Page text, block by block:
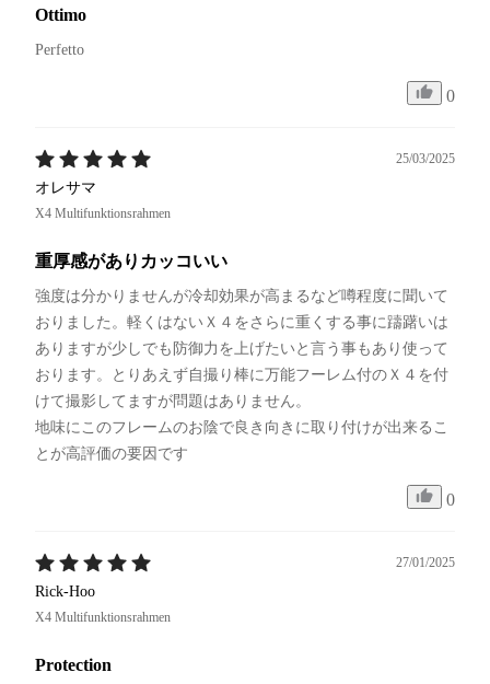
Ottimo
Perfetto
0
25/03/2025
オレサマ
X4 Multifunktionsrahmen
重厚感がありカッコいい
強度は分かりませんが冷却効果が高まるなど噂程度に聞いて
おりました。軽くはないＸ４をさらに重くする事に躊躇いは
ありますが少しでも防御力を上げたいと言う事もあり使って
おります。とりあえず自撮り棒に万能フーレム付のＸ４を付
けて撮影してますが問題はありません。
地味にこのフレームのお陰で良き向きに取り付けが出来るこ
とが高評価の要因です
0
27/01/2025
Rick-Hoo
X4 Multifunktionsrahmen
Protection